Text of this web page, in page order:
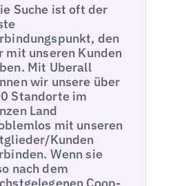
Suche ist oft der
den
mit unseren Kunden
Mit Uberall
wir unsere über
Standorte im
Land
mit unseren
Kunden
Wenn sie
nach dem
Coop-